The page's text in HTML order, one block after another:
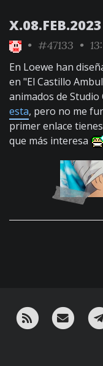
X.08.FEB.2023
• #47133 •
En Loewe han
en "El Castillo
animados de Studio
esta, pero no me
primer enlace
que más interesa
RSS